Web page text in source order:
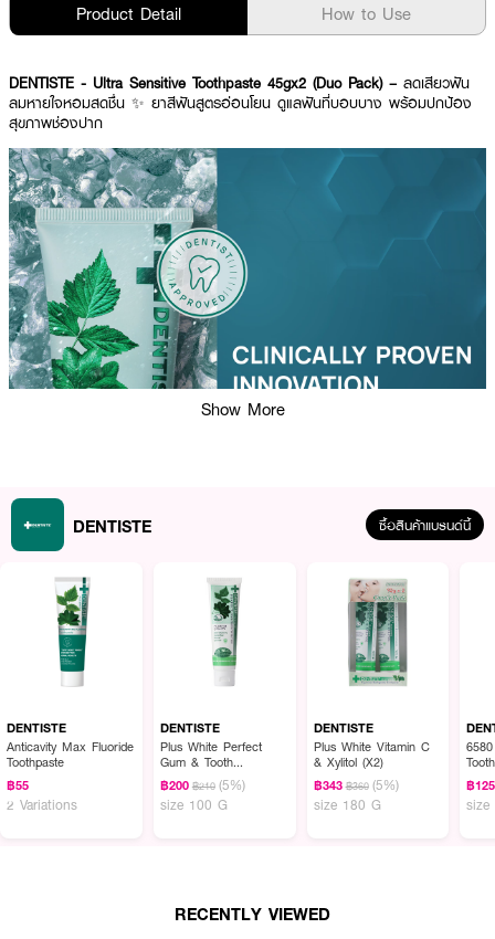
Product Detail How to Use
DENTISTE - Ultra Sensitive Toothpaste 45gx2 (Duo Pack) – ลดเสียวฟัน
ลมหายใจหอมสดชื่น ✨ ยาสีฟันสูตรอ่อนโยน ดูแลฟันที่บอบบาง พร้อมปกป้อง
สุขภาพช่องปาก
ผลลัพธ์ที่ได้:
ยาสีฟันสูตรอ่อนโยน ช่วยลดอาการเสียวฟัน พร้อมให้ลมหายใจหอมสดชื่นยาวนาน
● เดนทิสเต้ ยาสีฟันสูตรอ่อนโยน (แพ็คคู่)
● Gentle Relief for Tooth Sensitivity: ช่วยลดอาการเสียวฟันอย่างอ่อนโยน
Show More
DENTISTE ซื้อสินค้าแบรนด์นี้
DENTISTE
Anticavity Max Fluoride
Toothpaste
฿55
2 Variations
DENTISTE
Plus White Perfect
Gum & Tooth
Protection Toothpaste
฿200 ฿210 (5%)
size 100 G
DENTISTE
Plus White Vitamin C
& Xylitol (X2)
฿343 ฿360 (5%)
size 180 G
฿125
size
RECENTLY VIEWED